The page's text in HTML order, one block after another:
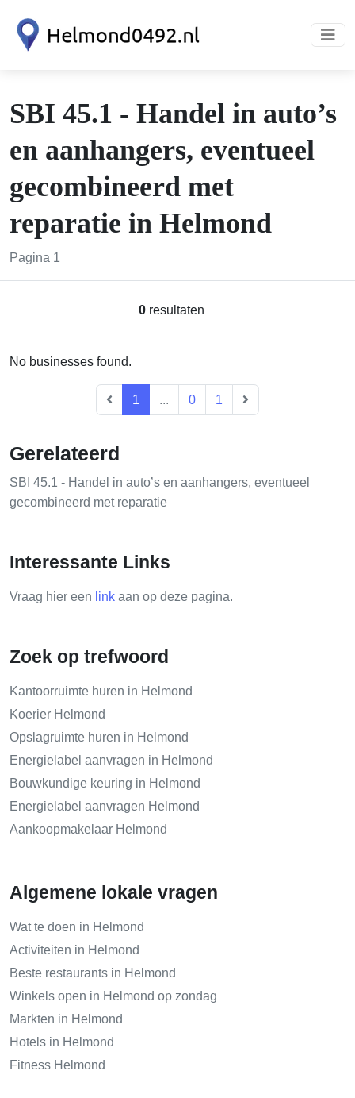
SBI 45.1 - Handel in auto’s
en aanhangers, eventueel
gecombineerd met
reparatie in Helmond
Pagina 1
Gerelateerd
SBI 45.1 - Handel in auto’s en aanhangers, eventueel
gecombineerd met reparatie
Interessante Links
Vraag hier een link aan op deze pagina.
Zoek op trefwoord
Kantoorruimte huren in Helmond
Koerier Helmond
Opslagruimte huren in Helmond
Energielabel aanvragen in Helmond
Bouwkundige keuring in Helmond
Energielabel aanvragen Helmond
Aankoopmakelaar Helmond
Algemene lokale vragen
Wat te doen in Helmond
Activiteiten in Helmond
Beste restaurants in Helmond
Winkels open in Helmond op zondag
Markten in Helmond
Hotels in Helmond
Fitness Helmond
0resultaten
No businesses found.
1 ... 0 1